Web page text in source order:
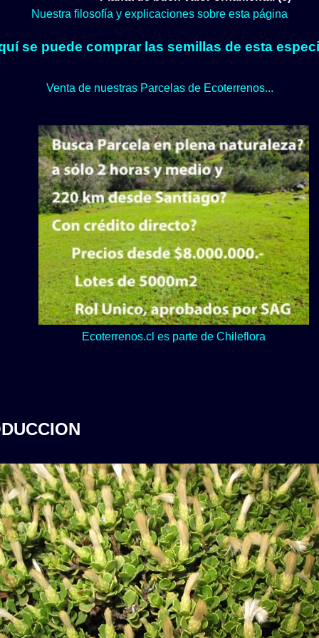
Nuestra filosofía y explicaciones sobre esta página
se puede comprar las semillas de esta
Venta de nuestras Parcelas de Ecoterrenos...
Ecoterrenos.cl es parte de Chileflora
Lo verde y naturaleza dominan en nuestro Loteo